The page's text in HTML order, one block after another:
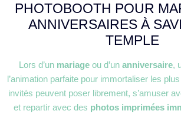
PHOTOBOOTH POUR
ANNIVERSAIRES À
TEMPLE
Lors d’un mariageou d’un anniversaire,
l’animation parfaite pour immortaliser les
invités peuvent poser librement, s’amuser
et repartir avec des photos imprimées